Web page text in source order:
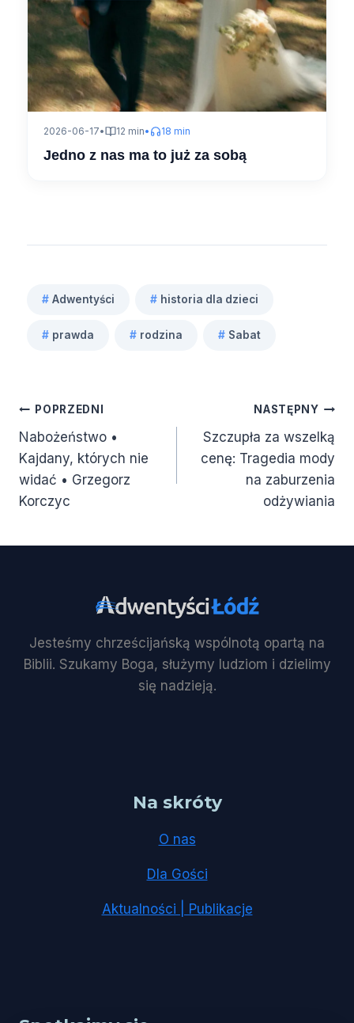
2026-06-17• 12 min• 18 min
Jedno z nas ma to już za sobą
wpisu:
# Adwentyści # historia dla dzieci
# prawda # rodzina # Sabat
Nawigacja
wpisu
POPRZEDNI
Nabożeństwo •
Kajdany, których nie
widać • Grzegorz
Korczyc
NASTĘPNY
Szczupła za wszelką
cenę: Tragedia mody
na zaburzenia
odżywiania
Jesteśmy chrześcijańską wspólnotą opartą na
Biblii. Szukamy Boga, służymy ludziom i dzielimy
się nadzieją.
Na skróty
O nas
Dla Gości
Aktualności | Publikacje